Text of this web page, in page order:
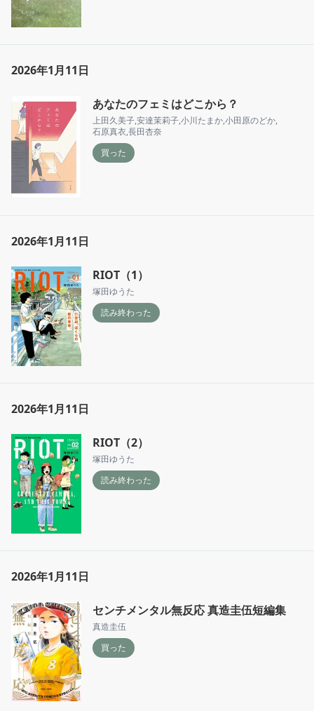
2026年1月11日
あなたのフェミはどこから？
上田久美子,安達茉莉子,小川たまか,小田原のどか,
石原真衣,長田杏奈
買った
2026年1月11日
RIOT（1）
塚田ゆうた
読み終わった
2026年1月11日
RIOT（2）
塚田ゆうた
読み終わった
2026年1月11日
センチメンタル無反応 真造圭伍短編集
真造圭伍
買った